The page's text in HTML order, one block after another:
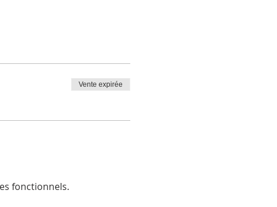
Vente expirée
fonctionnels.